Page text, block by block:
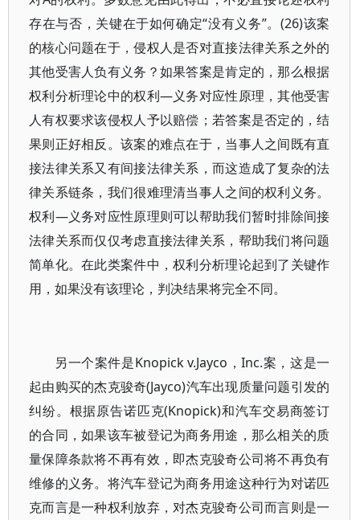
存在与否，关键在于如何确定“没有义务”。(26)该案
的核心问题在于，侵权人是否对直接法律关系之外的
其他受害人负有义务？如果答案是肯定的，那么根据
权利分析理论中的权利—义务对应性原理，其他受害
人有权要求该侵权人予以赔偿；若答案是否定的，结
果则正好相反。该案的难点在于，当事人之间既有直
接法律关系又有间接法律关系，而这造成了复杂的法
律关系链条，我们很难理清当事人之间的权利义务。
权利—义务对应性原理则可以帮助我们暂时排除间接
法律关系而仅仅考虑直接法律关系，帮助我们将问题
简单化。在此类案件中，权利分析理论起到了关键作
用，如果没有该理论，判决结果将完全不同。
另一个案件是Knopick v.Jayco，Inc.案，这是一
起由购买的杰克骏奇(Jayco)汽车出现质量问题引发的
纠纷。根据原告诺匹克(Knopick)和汽车交易商签订
的合同，如果该车被登记为商务用途，那么相关的质
量保障条款将不再有效，即杰克骏奇公司将不再负有
维修的义务。将汽车登记为商务用途这种行为对诺匹
克而言是一种权利放弃，对杰克骏奇公司而言则是一